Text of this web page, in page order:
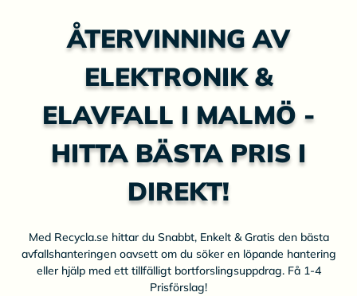
ÅTERVINNING AV
ELEKTRONIK &
ELAVFALL I MALMÖ -
HITTA BÄSTA PRIS I
DIREKT!
Med Recycla.se hittar du Snabbt, Enkelt & Gratis den bästa
avfallshanteringen oavsett om du söker en löpande hantering
eller hjälp med ett tillfälligt bortforslingsuppdrag. Få 1-4
Prisförslag!